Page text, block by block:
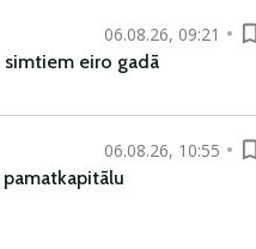
06.08.26, 09:21
simtiem eiro gadā
06.08.26, 10:55